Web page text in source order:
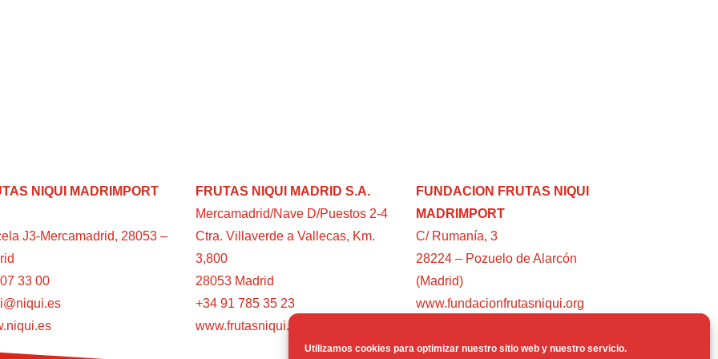
Utilizamos cookies para optimizar nuestro sitio web y nuestro servicio.
NIQUI MADRIMPORT
J3-Mercamadrid, 28053 –
33 00
FRUTAS NIQUI MADRID S.A.
Mercamadrid/Nave D/Puestos 2-4
Ctra. Villaverde a Vallecas, Km.
3,800
28053 Madrid
+34 91 785 35 23
www.frutasniqui.es
FUNDACION FRUTAS NIQUI
MADRIMPORT
C/ Rumanía, 3
28224 – Pozuelo de Alarcón
(Madrid)
www.fundacionfrutasniqui.org